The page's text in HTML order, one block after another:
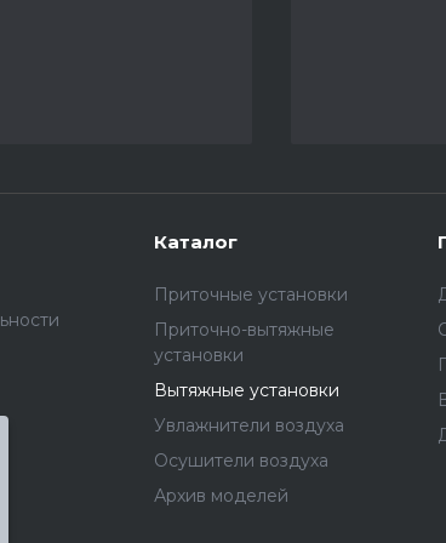
Каталог
Приточные установки
Приточно-вытяжные
установки
Вытяжные установки
Увлажнители воздуха
Осушители воздуха
Архив моделей